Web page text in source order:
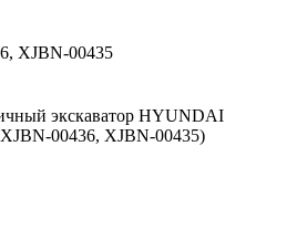
XJBN-00435
экскаватор HYUNDAI
00436, XJBN-00435)